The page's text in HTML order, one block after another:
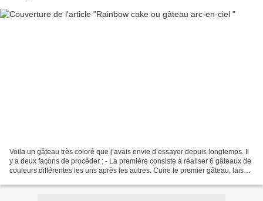
Voila un gâteau très coloré que j’avais envie d’essayer depuis longtemps. Il
y a deux façons de procéder : - La première consiste à réaliser 6 gâteaux de
couleurs différentes les uns après les autres. Cuire le premier gâteau, laisser